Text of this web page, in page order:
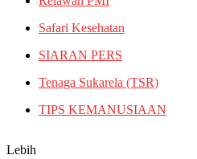
Safari Kesehatan
SIARAN PERS
Tenaga Sukarela (TSR)
TIPS KEMANUSIAAN
Lebih